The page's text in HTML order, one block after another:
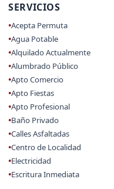
SERVICIOS
Acepta Permuta
Agua Potable
Alquilado Actualmente
Alumbrado Público
Apto Comercio
Apto Fiestas
Apto Profesional
Baño Privado
Calles Asfaltadas
Centro de Localidad
Electricidad
Escritura Inmediata